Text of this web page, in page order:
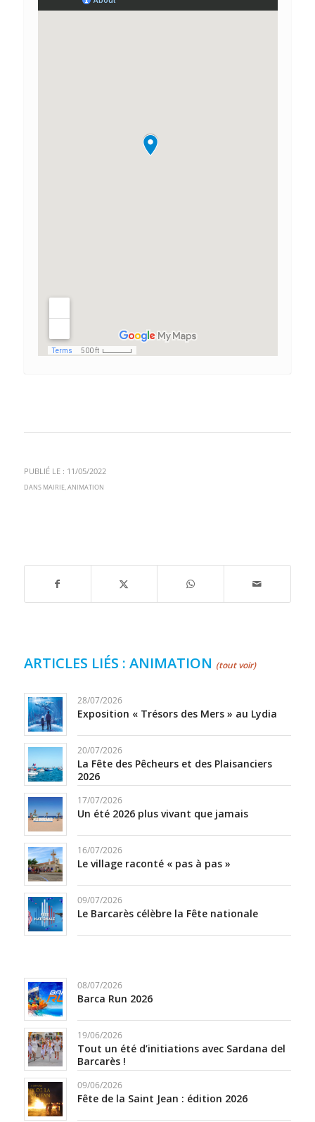
PUBLIÉ LE : 11/05/2022
DANS MAIRIE,ANIMATION
ARTICLES LIÉS : ANIMATION (tout voir)
28/07/2026
Exposition « Trésors des Mers » au Lydia
20/07/2026
La Fête des Pêcheurs et des Plaisanciers
2026
17/07/2026
Un été 2026 plus vivant que jamais
16/07/2026
Le village raconté « pas à pas »
09/07/2026
Le Barcarès célèbre la Fête nationale
08/07/2026
Barca Run 2026
19/06/2026
Tout un été d’initiations avec Sardana del
Barcarès !
09/06/2026
Fête de la Saint Jean : édition 2026